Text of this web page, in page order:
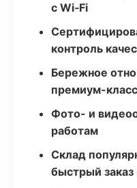
с Wi‑Fi
контроль
Бережное
премиум-
Фото- и
работам
Склад
быстрый заказ